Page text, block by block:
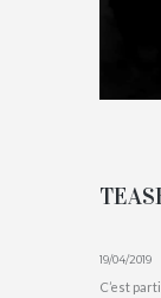
19/04/2019
C’est